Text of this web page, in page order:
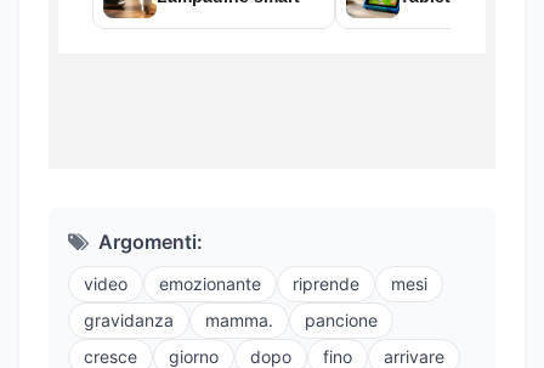
Argomenti:
video emozionante riprende
mesi
gravidanza
mamma.
pancione
cresce
giorno dopo fino
arrivare